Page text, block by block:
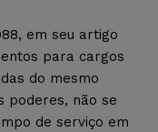
em seu artigo
para cargos
do mesmo
poderes, não se
de serviço em